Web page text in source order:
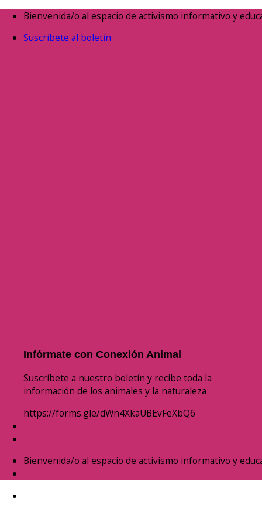
Saltar
contenido
Bienvenida/o al espacio de activismo informativo y
Suscríbete al boletín
Infórmate con Conexión Animal
Suscríbete a nuestro boletín y recibe toda la
información de los animales y la naturaleza
https://forms.gle/dWn4XkaUBEvFeXbQ6
Bienvenida/o al espacio de activismo informativo y